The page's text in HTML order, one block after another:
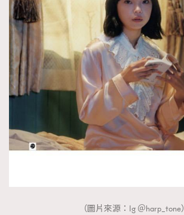
（圖片來源：Ig ＠harp_tone）